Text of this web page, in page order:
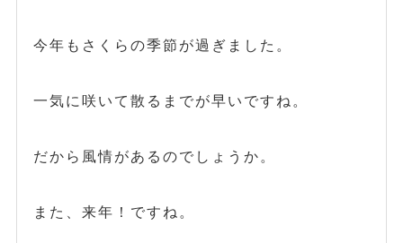
今年もさくらの季節が過ぎました。
一気に咲いて散るまでが早いですね。
だから風情があるのでしょうか。
また、来年！ですね。